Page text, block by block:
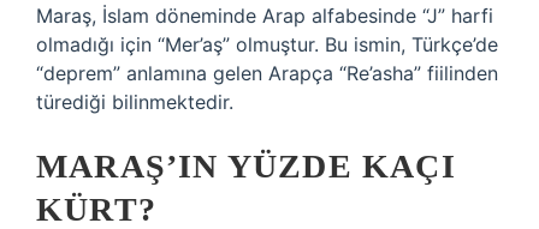
Maraş, İslam döneminde Arap alfabesinde “J” harfi
olmadığı için “Mer’aş” olmuştur. Bu ismin, Türkçe’de
“deprem” anlamına gelen Arapça “Re’asha” fiilinden
türediği bilinmektedir.
MARAŞ’IN YÜZDE KAÇI
KÜRT?